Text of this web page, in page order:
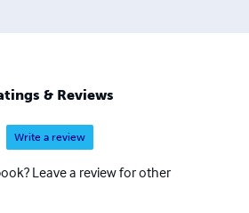
& Reviews
Write a review
Leave a review for other